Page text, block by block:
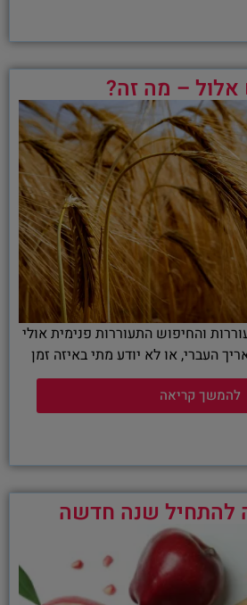
אלול – מה זה?
והחיפוש התעוררות פנימית אולי
העברי, או לא יודע מתי באיזה זמן
להמשך קריאה
להתחיל שנה חדשה